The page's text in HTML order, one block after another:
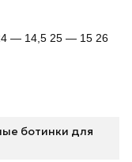
― 14,5 25 ― 15 26
ботинки для